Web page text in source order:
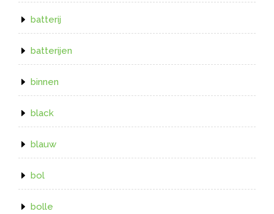
batterij
batterijen
binnen
black
blauw
bol
bolle